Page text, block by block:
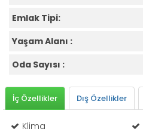
Emlak Tipi:
Yaşam Alanı :
Oda Sayısı :
İç Özellikler Dış Özellikler
Klima